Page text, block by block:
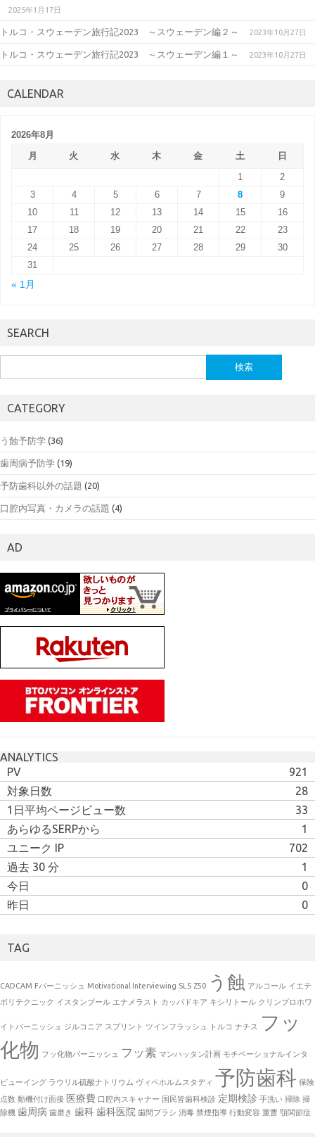
2025年1月17日
トルコ・スウェーデン旅行記2023 ～スウェーデン編２～ 2023年10月27日
トルコ・スウェーデン旅行記2023 ～スウェーデン編１～ 2023年10月27日
CALENDAR
2026年8月
月
火 水 木 金 土
日
1
2
3
4 5 6 7 8
9
10
11 12 13 14 15
16
17
18 19 20 21 22
23
24
25 26 27 28 29
30
31
« 1月
SEARCH
索:
CATEGORY
う蝕予防学 (36)
歯周病予防学 (19)
予防歯科以外の話題 (20)
口腔内写真・カメラの話題 (4)
AD
ANALYTICS
PV
921
対象日数
28
1日平均ページビュー数
33
あらゆるSERPから
1
ユニーク IP
702
過去 30 分
1
今日
0
昨日
0
TAG
CADCAM Fバーニッシュ Motivational Interviewing SLS Z50 う蝕 アルコール イエテ
ボリテクニック イスタンブール エナメラスト カッパドキア キシリトール クリンプロホワ
イトバーニッシュ ジルコニア スプリント ツインフラッシュ トルコ ナチス
フッ
化物 フッ化物バーニッシュ フッ素 マンハッタン計画 モチベーショナルインタ
ビューイング ラウリル硫酸ナトリウム ヴィペホルムスタディ 予防歯科 保険
点数 動機付け面接 医療費 口腔内スキャナー 国民皆歯科検診 定期検診 手洗い 掃除 掃
除機 歯周病 歯磨き 歯科歯科医院 歯間ブラシ 消毒 禁煙指導 行動変容 重曹 顎関節症